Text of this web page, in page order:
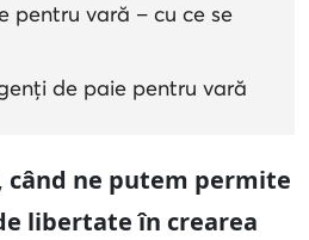
pentru vară – cu ce se
de paie pentru vară
când ne putem permite
libertate în crearea